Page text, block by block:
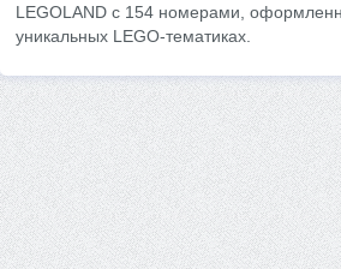
LEGOLAND с 154 номерами,
уникальных LEGO-тематиках.